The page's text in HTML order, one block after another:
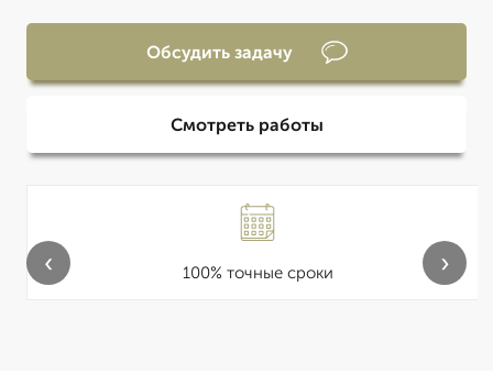
Обсудить задачу
Смотреть работы
100% точные сроки
‹ ›